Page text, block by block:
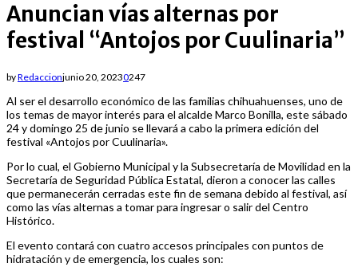
Anuncian vías alternas por
festival “Antojos por Cuulinaria”
byRedaccionjunio 20, 20230247
Al ser el desarrollo económico de las familias chihuahuenses, uno de
los temas de mayor interés para el alcalde Marco Bonilla, este sábado
24 y domingo 25 de junio se llevará a cabo la primera edición del
festival «Antojos por Cuulinaria».
Por lo cual, el Gobierno Municipal y la Subsecretaría de Movilidad en la
Secretaría de Seguridad Pública Estatal, dieron a conocer las calles
que permanecerán cerradas este fin de semana debido al festival, así
como las vías alternas a tomar para ingresar o salir del Centro
Histórico.
El evento contará con cuatro accesos principales con puntos de
hidratación y de emergencia, los cuales son: